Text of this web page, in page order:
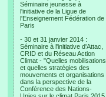
Séminaire jeunesse à
l'initiative de la Ligue de
l'Enseignement Fédération de
Paris
- 30 et 31 janvier 2014 :
Séminaire à l'initiative d'Attac,
CRID et du Réseau Action
Climat - "Quelles mobilisations
et quelles stratégies des
mouvements et organisations
dans la perspective de la
Conférence des Nations-